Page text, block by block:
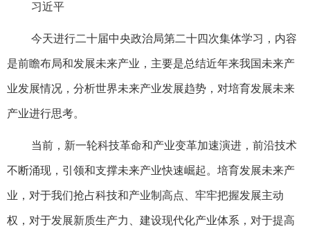
习近平
今天进行二十届中央政治局第二十四次集体学习，内容
是前瞻布局和发展未来产业，主要是总结近年来我国未来产
业发展情况，分析世界未来产业发展趋势，对培育发展未来
产业进行思考。
当前，新一轮科技革命和产业变革加速演进，前沿技术
不断涌现，引领和支撑未来产业快速崛起。培育发展未来产
业，对于我们抢占科技和产业制高点、牢牢把握发展主动
权，对于发展新质生产力、建设现代化产业体系，对于提高